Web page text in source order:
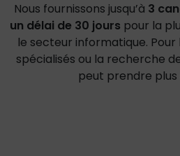
Nous fournissons jusqu’à 3
un délai de 30 jours pour la
le secteur informatique.
spécialisés ou la recherche
peut prendre